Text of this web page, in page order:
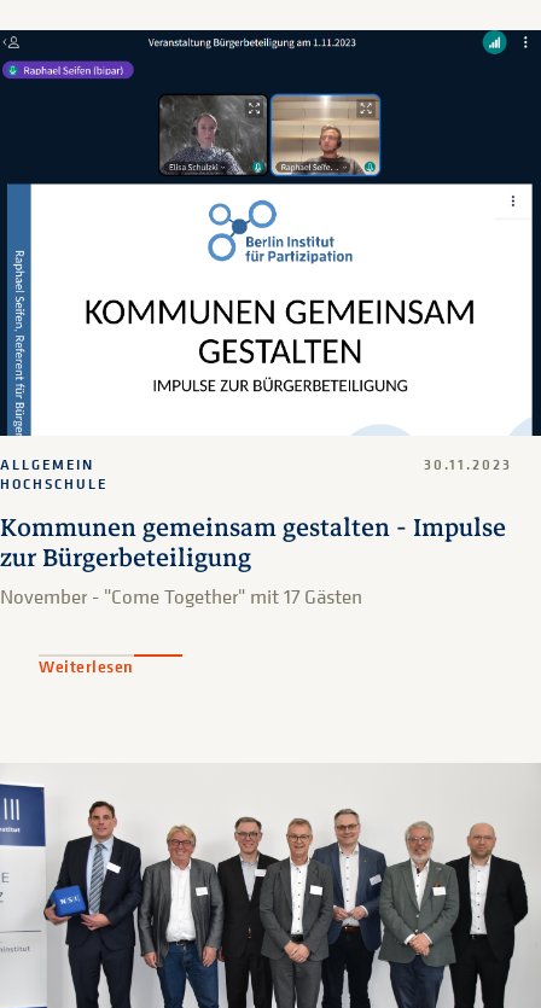
Kommunen gemeinsam gestalten - Impulse
zur Bürgerbeteiligung
ALLGEMEIN
HOCHSCHULE
30.11.2023
November - "Come Together" mit 17 Gästen
Weiterlesen